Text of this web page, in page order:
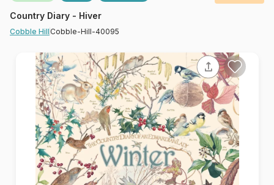
Country Diary - Hiver
Cobble Hill Cobble-Hill-40095